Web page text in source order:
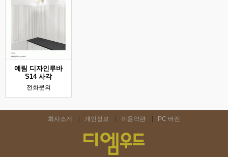
예림 디자인루바
S14 사각
전화문의
회사소개 개인정보 이용약관 PC 버전